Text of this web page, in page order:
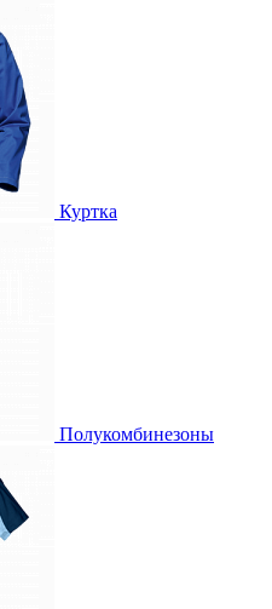
Куртка
Полукомбинезоны